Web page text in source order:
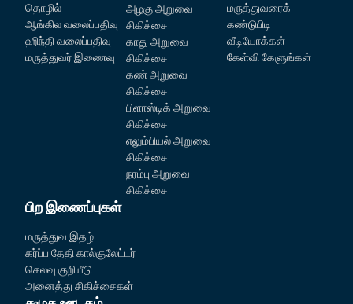
தொழில்
ஆங்கில வலைப்பதிவு
ஹிந்தி வலைப்பதிவு
மருத்துவர் இணைவு
அழகு அறுவை
சிகிச்சை
காது அறுவை
சிகிச்சை
கண் அறுவை
சிகிச்சை
பிளாஸ்டிக் அறுவை
சிகிச்சை
எலும்பியல் அறுவை
சிகிச்சை
நரம்பு அறுவை
சிகிச்சை
மருத்துவரைக்
கண்டுபிடி
வீடியோக்கள்
கேள்வி கேளுங்கள்
பிற இணைப்புகள்
மருத்துவ இதழ்
கர்ப்ப தேதி கால்குலேட்டர்
செலவு குறியீடு
அனைத்து சிகிச்சைகள்
Patient Detail
நோயாளி பெயர்
OTP